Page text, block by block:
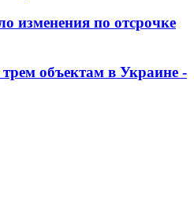
изменения по отсрочке
объектам в Украине -